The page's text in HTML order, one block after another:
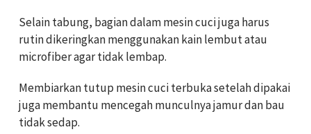
Selain tabung, bagian dalam mesin cuci juga harus
rutin dikeringkan menggunakan kain lembut atau
microfiber agar tidak lembap.
Membiarkan tutup mesin cuci terbuka setelah dipakai
juga membantu mencegah munculnya jamur dan bau
tidak sedap.